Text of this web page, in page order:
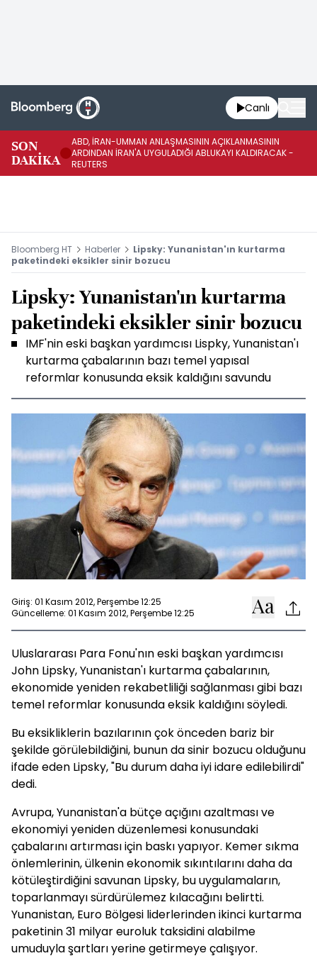
Canlı
SON
DAKİKA
ABD, İRAN-UMMAN ANLAŞMASININ AÇIKLANMASININ
ARDINDAN İRAN'A UYGULADIĞI ABLUKAYI KALDIRACAK -
REUTERS
Bloomberg HT Haberler
Lipsky: Yunanistan'ın kurtarma
paketindeki eksikler sinir bozucu
Lipsky: Yunanistan'ın kurtarma
paketindeki eksikler sinir bozucu
IMF'nin eski başkan yardımcısı Lispky, Yunanistan'ı
kurtarma çabalarının bazı temel yapısal
reformlar konusunda eksik kaldığını savundu
Giriş: 01 Kasım 2012, Perşembe 12:25
Güncelleme: 01 Kasım 2012, Perşembe 12:25
Uluslararası Para Fonu'nın eski başkan yardımcısı
John Lipsky, Yunanistan'ı kurtarma çabalarının,
ekonomide yeniden rekabetliliği sağlanması gibi bazı
temel reformlar konusunda eksik kaldığını söyledi.
Bu eksikliklerin bazılarının çok önceden bariz bir
şekilde görülebildiğini, bunun da sinir bozucu olduğunu
ifade eden Lipsky, "Bu durum daha iyi idare edilebilirdi"
dedi.
Avrupa, Yunanistan'a bütçe açığını azaltması ve
ekonomiyi yeniden düzenlemesi konusundaki
çabalarını artırması için baskı yapıyor. Kemer sıkma
önlemlerinin, ülkenin ekonomik sıkıntılarını daha da
kötüleştirdiğini savunan Lipsky, bu uygulamaların,
toparlanmayı sürdürülemez kılacağını belirtti.
Yunanistan, Euro Bölgesi liderlerinden ikinci kurtarma
paketinin 31 milyar euroluk taksidini alabilme
umuduyla şartları yerine getirmeye çalışıyor.